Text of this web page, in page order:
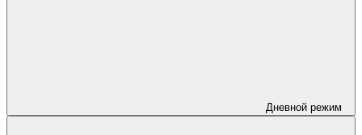
Дневной режим